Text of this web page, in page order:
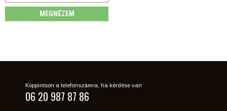
MEGNÉZEM
Koppintson a telefonszámra, ha kérdése van
06 20 987 87 86